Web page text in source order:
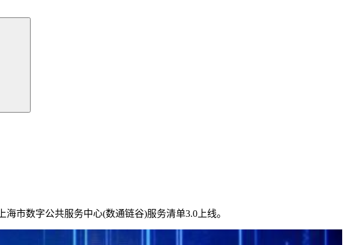
市数字公共服务中心(数通链谷)服务清单3.0上线。